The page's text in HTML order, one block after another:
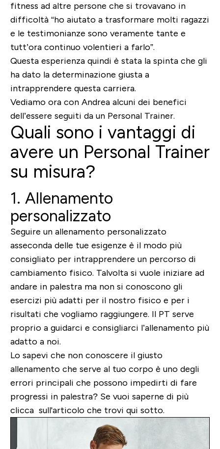
fitness ad altre persone che si trovavano in
difficoltà “ho aiutato a trasformare molti ragazzi
e le testimonianze sono veramente tante e
tutt’ora continuo volentieri a farlo”.
Questa esperienza quindi è stata la spinta che gli
ha dato la determinazione giusta a
intrapprendere questa carriera.
Vediamo ora con Andrea alcuni dei benefici
dell’essere seguiti da un Personal Trainer.
Quali sono i vantaggi di
avere un Personal Trainer
su misura?
1. Allenamento
personalizzato
Seguire un allenamento personalizzato
asseconda delle tue esigenze è il modo più
consigliato per intrapprendere un percorso di
cambiamento fisico. Talvolta si vuole iniziare ad
andare in palestra ma non si conoscono gli
esercizi più adatti per il nostro fisico e per i
risultati che vogliamo raggiungere. Il PT serve
proprio a guidarci e consigliarci l’allenamento più
adatto a noi.
Lo sapevi che non conoscere il giusto
allenamento che serve al tuo corpo è uno degli
errori principali che possono impedirti di fare
progressi in palestra? Se vuoi saperne di più
clicca sull'articolo che trovi qui sotto.